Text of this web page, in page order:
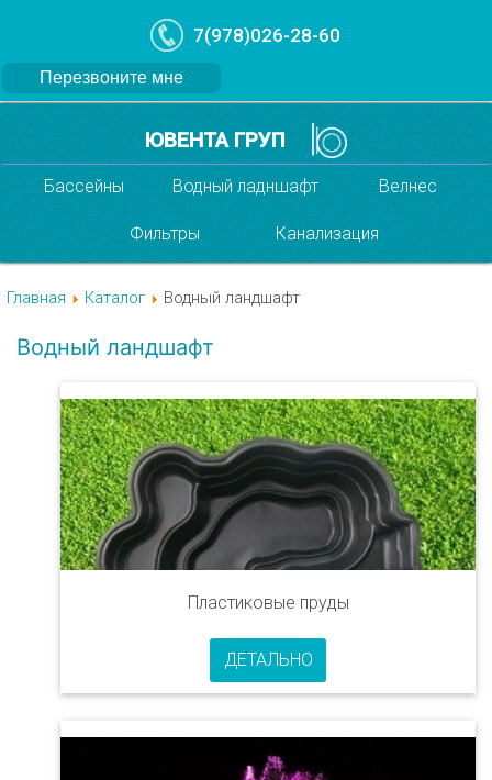
7(978)026-28-60
Перезвоните мне
ЮВЕНТА ГРУП
Бассейны Водный ладншафт Велнес
Фильтры Канализация
Главная Каталог Водный ландшафт
Водный ландшафт
Пластиковые пруды
ДЕТАЛЬНО